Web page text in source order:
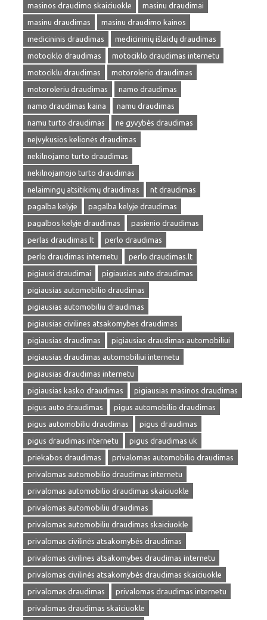
masinos draudimo skaiciuokle
masinu draudimai
masinu draudimas
masinu draudimo kainos
medicininis draudimas
medicininių išlaidų draudimas
motociklo draudimas
motociklo draudimas internetu
motociklu draudimas
motorolerio draudimas
motoroleriu draudimas
namo draudimas
namo draudimas kaina
namu draudimas
namu turto draudimas
ne gyvybės draudimas
neįvykusios kelionės draudimas
nekilnojamo turto draudimas
nekilnojamojo turto draudimas
nelaimingų atsitikimų draudimas
nt draudimas
pagalba kelyje
pagalba kelyje draudimas
pagalbos kelyje draudimas
pasienio draudimas
perlas draudimas lt
perlo draudimas
perlo draudimas internetu
perlo draudimas.lt
pigiausi draudimai
pigiausias auto draudimas
pigiausias automobilio draudimas
pigiausias automobiliu draudimas
pigiausias civilines atsakomybes draudimas
pigiausias draudimas
pigiausias draudimas automobiliui
pigiausias draudimas automobiliui internetu
pigiausias draudimas internetu
pigiausias kasko draudimas
pigiausias masinos draudimas
pigus auto draudimas
pigus automobilio draudimas
pigus automobiliu draudimas
pigus draudimas
pigus draudimas internetu
pigus draudimas uk
priekabos draudimas
privalomas automobilio draudimas
privalomas automobilio draudimas internetu
privalomas automobilio draudimas skaiciuokle
privalomas automobiliu draudimas
privalomas automobiliu draudimas skaiciuokle
privalomas civilinės atsakomybės draudimas
privalomas civilines atsakomybes draudimas internetu
privalomas civilinės atsakomybės draudimas skaiciuokle
privalomas draudimas
privalomas draudimas internetu
privalomas draudimas skaiciuokle